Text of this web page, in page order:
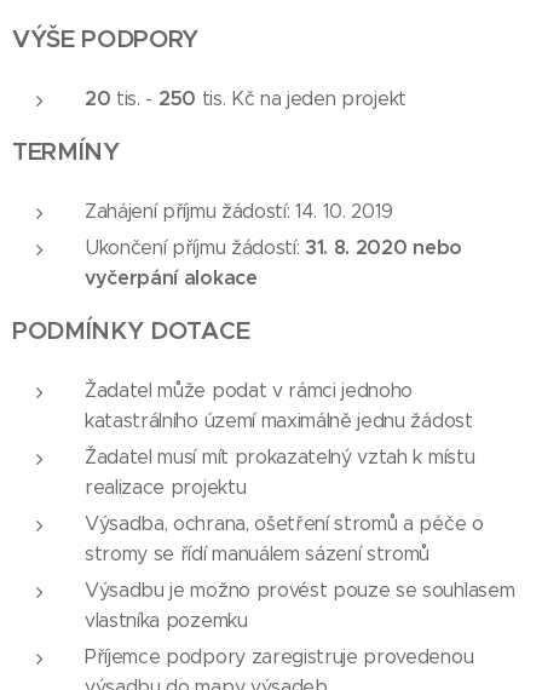
VÝŠE PODPORY
20 tis. - 250 tis. Kč na jeden projekt
TERMÍNY
Zahájení příjmu žádostí: 14. 10. 2019
Ukončení příjmu žádostí: 31. 8. 2020 nebo
vyčerpání alokace
PODMÍNKY DOTACE
Žadatel může podat v rámci jednoho
katastrálního území maximálně jednu žádost
Žadatel musí mít prokazatelný vztah k místu
realizace projektu
Výsadba, ochrana, ošetření stromů a péče o
stromy se řídí manuálem sázení stromů
Výsadbu je možno provést pouze se souhlasem
vlastníka pozemku
Příjemce podpory zaregistruje provedenou